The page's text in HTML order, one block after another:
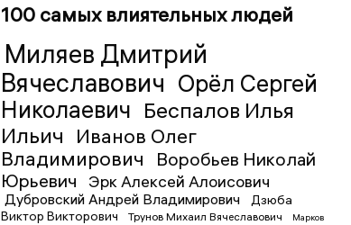
100 самых влиятельных людей
Миляев Дмитрий
Вячеславович Орёл Сергей
Николаевич Беспалов Илья
Ильич
Иванов Олег
Владимирович
Воробьев Николай
Юрьевич
Эрк Алексей Алоисович
Дубровский Андрей Владимирович
Дзюба
Виктор Викторович
Трунов Михаил Вячеславович
Марков